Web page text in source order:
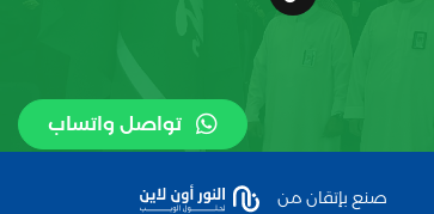
تواصل واتساب
صنع بإتقان من